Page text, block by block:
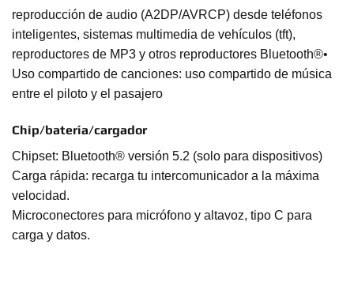
reproducción de audio (A2DP/AVRCP) desde teléfonos
inteligentes, sistemas multimedia de vehículos (tft),
reproductores de MP3 y otros reproductores Bluetooth®•
Uso compartido de canciones: uso compartido de música
entre el piloto y el pasajero
Chip/batería/cargador
Chipset: Bluetooth® versión 5.2 (solo para dispositivos)
Carga rápida: recarga tu intercomunicador a la máxima
velocidad.
Microconectores para micrófono y altavoz, tipo C para
carga y datos.